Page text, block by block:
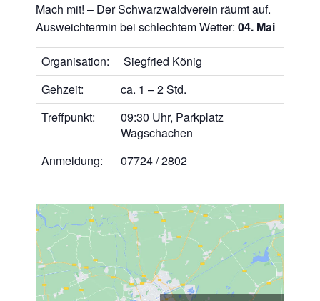
Mach mit! – Der Schwarzwaldverein räumt auf.
Ausweichtermin bei schlechtem Wetter: 04. Mai
Organisation:
Siegfried König
Gehzeit:
ca. 1 – 2 Std.
Treffpunkt:
09:30 Uhr, Parkplatz
Wagschachen
Anmeldung:
07724 / 2802